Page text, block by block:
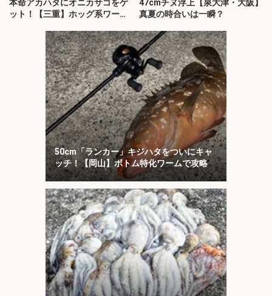
本命アカハタにオニカサゴをゲ
ット！【三重】ホッグ系ワーム
47cmチヌ浮上【泉大津・大阪】
真夏の時合いは一瞬？
50cm「ランカー」キジハタをついにキャ
ッチ！【岡山】ボトム特化ワームで攻略